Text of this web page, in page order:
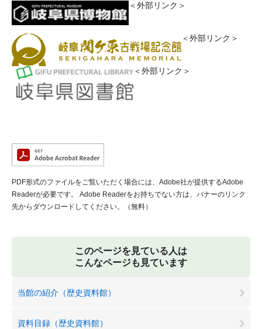
＜外部リンク＞
＜外部リンク＞
＜外部リンク＞
PDF形式のファイルをご覧いただく場合には、Adobe社が提供するAdobe
Readerが必要です。
Adobe Readerをお持ちでない方は、バナーのリンク
先からダウンロードしてください。（無料）
このページを見ている人は
こんなページも見ています
当館の紹介（歴史資料館）
資料目録（歴史資料館）